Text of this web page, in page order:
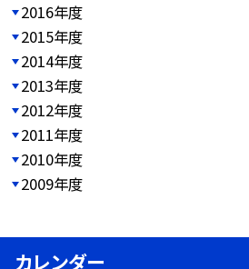
2016年度
2015年度
2014年度
2013年度
2012年度
2011年度
2010年度
2009年度
カレンダー